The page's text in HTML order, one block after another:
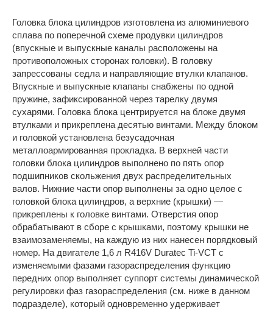
Головка блока цилиндров изготовлена из алюминиевого
сплава по поперечной схеме продувки цилиндров
(впускные и выпускные каналы расположены на
противоположных сторонах головки). В головку
запрессованы седла и направляющие втулки клапанов.
Впускные и выпускные клапаны снабжены по одной
пружине, зафиксированной через тарелку двумя
сухарями. Головка блока центрируется на блоке двумя
втулками и прикреплена десятью винтами. Между блоком
и головкой установлена безусадочная
металлоармированная прокладка. В верхней части
головки блока цилиндров выполнено по пять опор
подшипников скольжения двух распределительных
валов. Нижние части опор выполнены за одно целое с
головкой блока цилиндров, а верхние (крышки) —
прикреплены к головке винтами. Отверстия опор
обрабатывают в сборе с крышками, поэтому крышки не
взаимозаменяемы, на каждую из них нанесен порядковый
номер. На двигателе 1,6 л R416V Duratec Ti-VCT с
изменяемыми фазами газораспределения функцию
передних опор выполняет суппорт системы динамической
регулировки фаз газораспределения (см. ниже в данном
подразделе), который одновременно удерживает